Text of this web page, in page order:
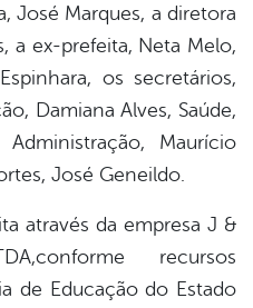
José Marques, a diretora
a ex-prefeita, Neta Melo,
os secretários,
Damiana Alves, Saúde,
Administração, Maurício
José Geneildo.
da empresa J &
recursos
de Educação do Estado